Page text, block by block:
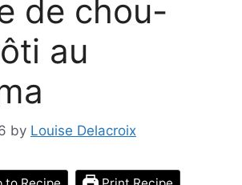
de chou-
au
by Louise Delacroix